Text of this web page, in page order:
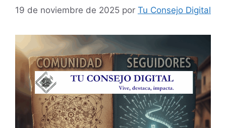
19 de noviembre de 2025 por Tu Consejo Digital